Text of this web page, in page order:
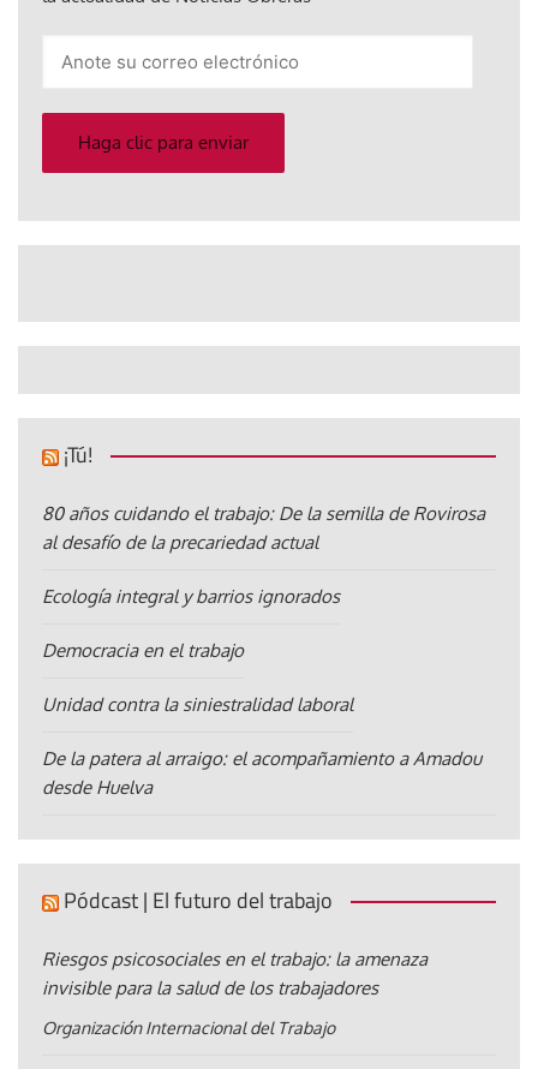
electrónico
Haga clic para enviar
¡Tú!
80 años cuidando el trabajo: De la semilla de Rovirosa
al desafío de la precariedad actual
Ecología integral y barrios ignorados
Democracia en el trabajo
Unidad contra la siniestralidad laboral
De la patera al arraigo: el acompañamiento a Amadou
desde Huelva
Pódcast | El futuro del trabajo
Riesgos psicosociales en el trabajo: la amenaza
invisible para la salud de los trabajadores
Organización Internacional del Trabajo